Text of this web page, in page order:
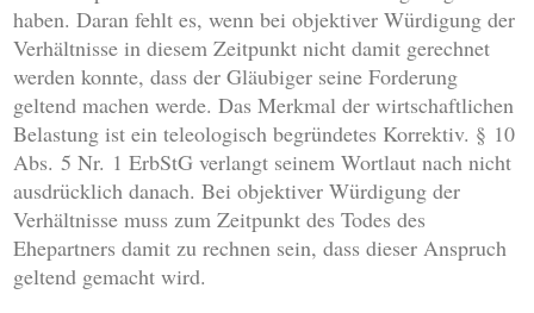
haben. Daran fehlt es, wenn bei objektiver Würdigung der
Verhältnisse in diesem Zeitpunkt nicht damit gerechnet
werden konnte, dass der Gläubiger seine Forderung
geltend machen werde. Das Merkmal der wirtschaftlichen
Belastung ist ein teleologisch begründetes Korrektiv. § 10
Abs. 5 Nr. 1 ErbStG verlangt seinem Wortlaut nach nicht
ausdrücklich danach. Bei objektiver Würdigung der
Verhältnisse muss zum Zeitpunkt des Todes des
Ehepartners damit zu rechnen sein, dass dieser Anspruch
geltend gemacht wird.